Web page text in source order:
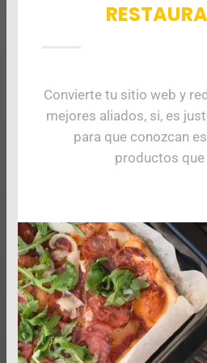
Convierte tu sitio web y
mejores aliados, si, es
para que conozcan
productos que